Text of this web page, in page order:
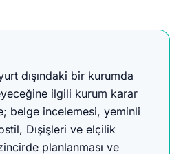
dışındaki bir kurumda
ilgili kurum karar
belge incelemesi, yeminli
Dışişleri ve elçilik
planlanması ve